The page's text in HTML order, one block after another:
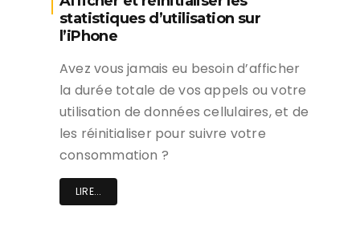
statistiques d’utilisation sur
l’iPhone
Avez vous jamais eu besoin d’afficher
la durée totale de vos appels ou votre
utilisation de données cellulaires, et de
les réinitialiser pour suivre votre
consommation ?
LIRE...